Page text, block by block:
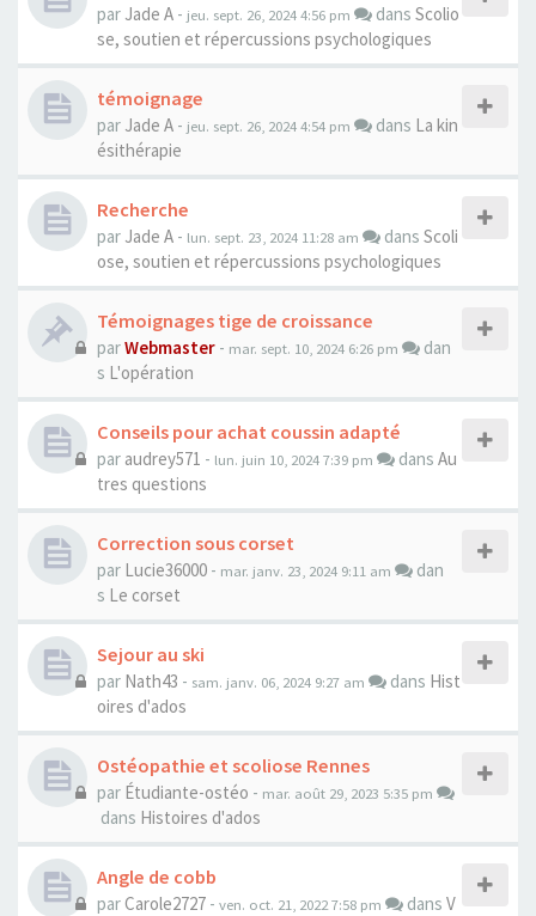
par Jade A - jeu. sept. 26, 2024 4:56 pm dans Scolio
se, soutien et répercussions psychologiques
témoignage
par Jade A - jeu. sept. 26, 2024 4:54 pm dans La kin
ésithérapie
Recherche
par Jade A - lun. sept. 23, 2024 11:28 am dans Scoli
ose, soutien et répercussions psychologiques
Témoignages tige de croissance
parWebmaster - mar. sept. 10, 2024 6:26 pm
dan
s L'opération
Conseils pour achat coussin adapté
par audrey571 - lun. juin 10, 2024 7:39 pm dans Au
tres questions
Correction sous corset
par Lucie36000 - mar. janv. 23, 2024 9:11 am
dan
s Le corset
Sejour au ski
par Nath43 - sam. janv. 06, 2024 9:27 am dans Hist
oires d'ados
Ostéopathie et scoliose Rennes
par Étudiante-ostéo - mar. août 29, 2023 5:35 pm
dans Histoires d'ados
Angle de cobb
parCarole2727 - ven. oct. 21, 2022 7:58 pm dans V